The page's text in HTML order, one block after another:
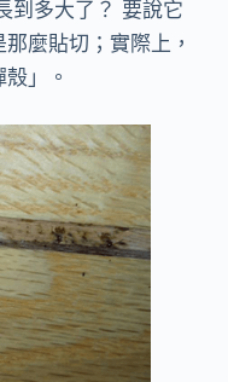
到多大了？ 要說它
麼貼切；實際上，
」。